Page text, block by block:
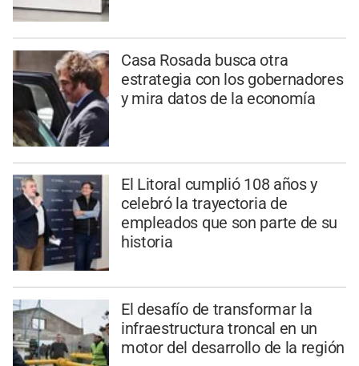
Casa Rosada busca otra
estrategia con los gobernadores
y mira datos de la economía
El Litoral cumplió 108 años y
celebró la trayectoria de
empleados que son parte de su
historia
El desafío de transformar la
infraestructura troncal en un
motor del desarrollo de la región